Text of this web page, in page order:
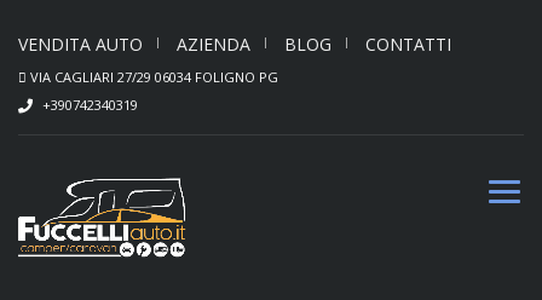
VENDITA AUTO AZIENDA BLOG CONTATTI
VIA CAGLIARI 27/29 06034 FOLIGNO PG
+390742340319